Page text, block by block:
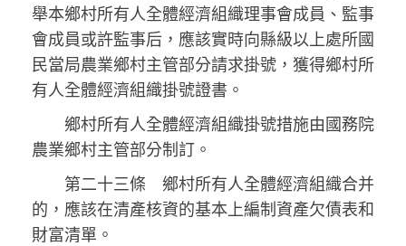
舉本鄉村所有人全體經濟組織理事會成員、監事
會成員或許監事后，應該實時向縣級以上處所國
民當局農業鄉村主管部分請求掛號，獲得鄉村所
有人全體經濟組織掛號證書。
鄉村所有人全體經濟組織掛號措施由國務院
農業鄉村主管部分制訂。
第二十三條 鄉村所有人全體經濟組織合并
的，應該在清產核資的基本上編制資產欠債表和
財富清單。